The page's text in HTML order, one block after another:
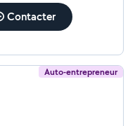
Contacter
Auto-entrepreneur